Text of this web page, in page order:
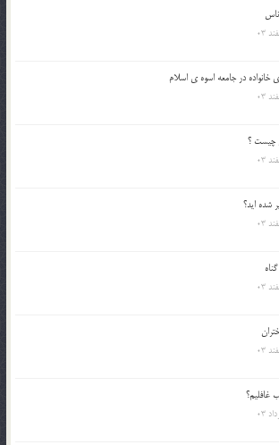
خانواده در جامعه اسوه ي اسلام
چيست ؟
شده اید؟
غافليم؟